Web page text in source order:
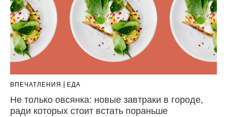
ВПЕЧАТЛЕНИЯ ЕДА
Не только овсянка: новые завтраки в городе,
ради которых стоит встать пораньше